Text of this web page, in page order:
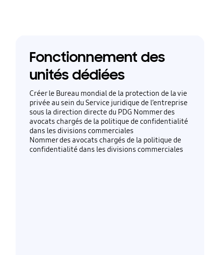
Fonctionnement des
unités dédiées
Créer le Bureau mondial de la protection de la vie
privée au sein du Service juridique de l’entreprise
sous la direction directe du PDG Nommer des
avocats chargés de la politique de confidentialité
dans les divisions commerciales
Nommer des avocats chargés de la politique de
confidentialité dans les divisions commerciales